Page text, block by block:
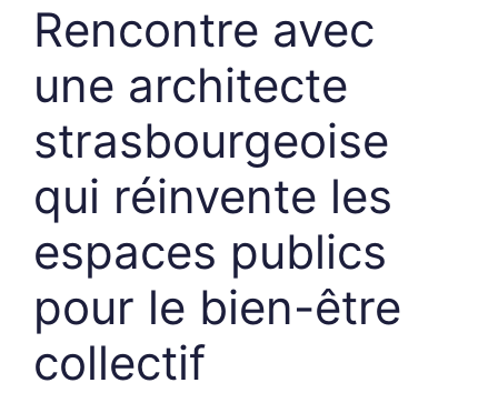
Rencontre avec
une architecte
strasbourgeoise
qui réinvente les
espaces publics
pour le bien-être
collectif